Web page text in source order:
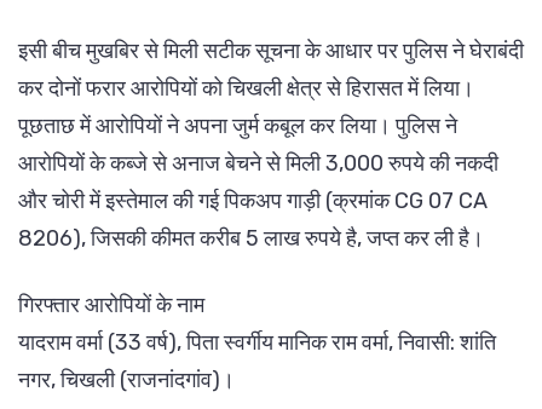
इसी बीच मुखबिर से मिली सटीक सूचना के आधार पर पुलिस ने घेराबंदी
कर दोनों फरार आरोपियों को चिखली क्षेत्र से हिरासत में लिया।
पूछताछ में आरोपियों ने अपना जुर्म कबूल कर लिया। पुलिस ने
आरोपियों के कब्जे से अनाज बेचने से मिली 3,000 रुपये की नकदी
और चोरी में इस्तेमाल की गई पिकअप गाड़ी (क्रमांक CG 07 CA
8206), जिसकी कीमत करीब 5 लाख रुपये है, जप्त कर ली है।
गिरफ्तार आरोपियों के नाम
यादराम वर्मा (33 वर्ष), पिता स्वर्गीय मानिक राम वर्मा, निवासी: शांति
नगर, चिखली (राजनांदगांव)।